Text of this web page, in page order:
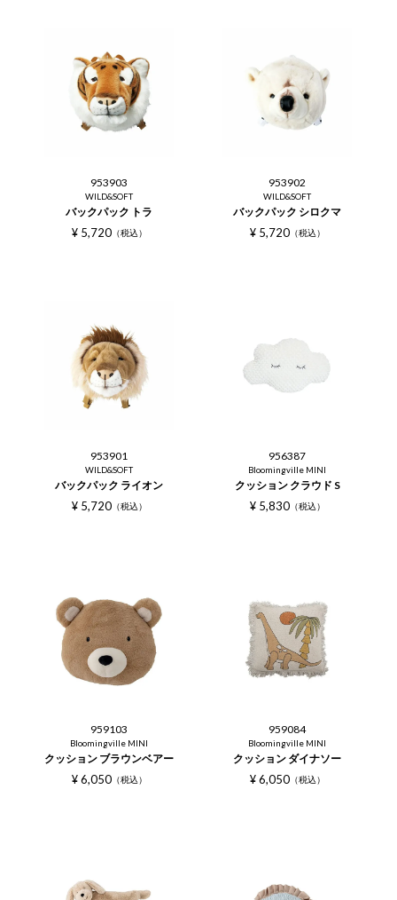
953903
WILD&SOFT
バックパック トラ
¥ 5,720 税込
953902
WILD&SOFT
バックパック シロクマ
¥ 5,720 税込
953901
WILD&SOFT
バックパック ライオン
¥ 5,720 税込
956387
Bloomingville MINI
クッション クラウド S
¥ 5,830 税込
959103
Bloomingville MINI
クッション ブラウンベアー
¥ 6,050 税込
959084
Bloomingville MINI
クッション ダイナソー
¥ 6,050 税込